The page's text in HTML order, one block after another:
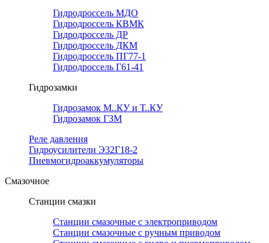
Гидродроссель МДО
Гидродроссель КВМК
Гидродроссель ДР
Гидродроссель ДКМ
Гидродроссель ПГ77-1
Гидродроссель Г61-41
Гидрозамки
Гидрозамок М..КУ и Т..КУ
Гидрозамок ГЗМ
Реле давления
Гидроусилители Э32Г18-2
Пневмогидроаккумуляторы
Смазочное
Станции смазки
Станции смазочные с электроприводом
Станции смазочные с ручным приводом